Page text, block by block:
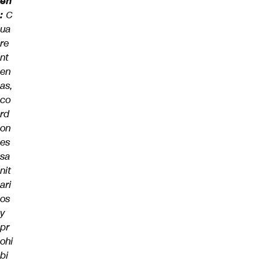
: C
ua
re
nt
en
as,
co
rd
on
es
sa
nit
ari
os
y
pr
ohi
bi